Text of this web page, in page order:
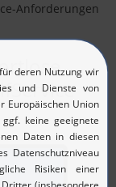
Anforderungen